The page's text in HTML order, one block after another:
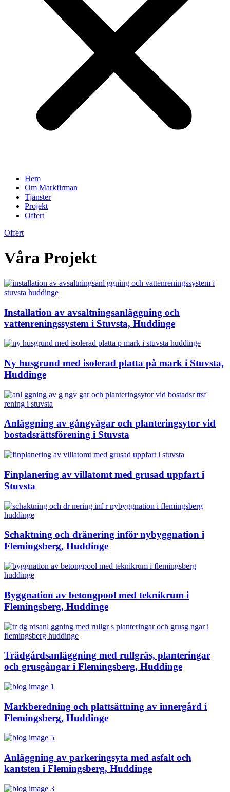
Hem
Om Markfirman
Tjänster
Projekt
Offert
Offert
Våra Projekt
Installation av avsaltningsanläggning och
vattenreningssystem i Stuvsta, Huddinge
Ny husgrund med isolerad platta på mark i Stuvsta,
Huddinge
Anläggning av gångvägar och planteringsytor vid
bostadsrättsförening i Stuvsta
Finplanering av villatomt med grusad uppfart i
Stuvsta
Schaktning och dränering inför nybyggnation i
Flemingsberg, Huddinge
Byggnation av betongpool med teknikrum i
Flemingsberg, Huddinge
Trädgårdsanläggning med rullgräs, planteringar
och grusgångar i Flemingsberg, Huddinge
Markberedning och plattsättning av innergård i
Flemingsberg, Huddinge
Anläggning av parkeringsyta med asfalt och
kantsten i Flemingsberg, Huddinge